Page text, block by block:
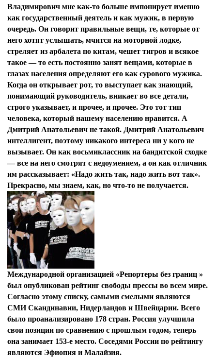
Владимирович мне как-то больше импонирует именно
как государственный деятель и как мужик, в первую
очередь. Он говорит правильные вещи, те, которые от
него хотят услышать, мчится на моторной лодке,
стреляет из арбалета по китам, чешет тигров и всякое
такое — то есть постоянно занят вещами, которые в
глазах населения определяют его как сурового мужика.
Когда он открывает рот, то выступает как знающий,
понимающий руководитель, вникает во все детали,
строго указывает, и прочее, и прочее. Это тот тип
человека, который нашему населению нравится. А
Дмитрий Анатольевич не такой. Дмитрий Анатольевич
интеллигент, поэтому никакого интереса ни у кого не
вызывает. Он как восьмиклассник на бандитской сходке
— все на него смотрят с недоумением, а он как отличник
им рассказывает: «Надо жить так, надо жить вот так».
Прекрасно, мы знаем, как, но что-то не получается.
Международной организацией «Репортеры без границ »
был опубликован рейтинг свободы прессы во всем мире.
Согласно этому списку, самыми смелыми являются
СМИ Скандинавии, Нидерландов и Швейцарии. Всего
было проанализировано 178 стран. Россия улучшила
свои позиции по сравнению с прошлым годом, теперь
она занимает 153-е место. Соседями России по рейтингу
являются Эфиопия и Малайзия.